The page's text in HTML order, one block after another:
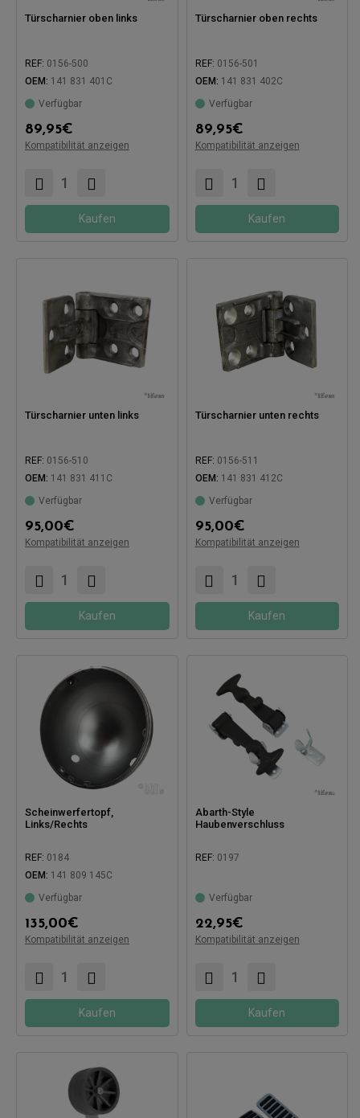
Türscharnier oben links
REF: 0156-500
OEM: 141 831 401C
Verfügbar
89,95€
Kompatibilität anzeigen
Kompatibel mit:
Kaufen
Türscharnier oben rechts
REF: 0156-501
OEM: 141 831 402C
Verfügbar
89,95€
Kompatibilität anzeigen
Kompatibel mit:
Kaufen
Türscharnier unten links
REF: 0156-510
OEM: 141 831 411C
Verfügbar
95,00€
Kompatibilität anzeigen
Kompatibel mit:
Kaufen
Türscharnier unten rechts
REF: 0156-511
OEM: 141 831 412C
Verfügbar
95,00€
Kompatibilität anzeigen
Kompatibel mit:
Kaufen
Scheinwerfertopf,
Links/Rechts
REF: 0184
OEM: 141 809 145C
Verfügbar
135,00€
Kompatibilität anzeigen
Kaufen
Abarth-Style
Haubenverschluss
REF: 0197
Verfügbar
22,95€
Kompatibilität anzeigen
Kaufen